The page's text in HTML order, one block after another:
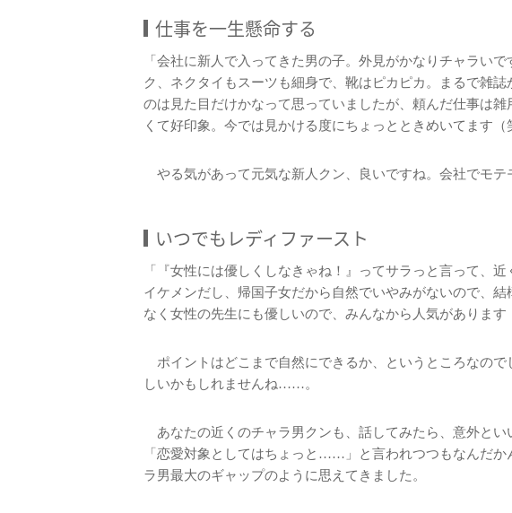
仕事を一生懸命する
「会社に新人で入ってきた男の子。外見がかなりチャラい
ク、ネクタイもスーツも細身で、靴はピカピカ。まるで雑
のは見た目だけかなって思っていましたが、頼んだ仕事は
くて好印象。今では見かける度にちょっとときめいてます（
やる気があって元気な新人クン、良いですね。会社でモテ
いつでもレディファースト
「『女性には優しくしなきゃね！』ってサラっと言って、
イケメンだし、帰国子女だから自然でいやみがないので、
なく女性の先生にも優しいので、みんなから人気があります
ポイントはどこまで自然にできるか、というところなの
しいかもしれませんね……。
あなたの近くのチャラ男クンも、話してみたら、意外とい
「恋愛対象としてはちょっと……」と言われつつもなんだ
ラ男最大のギャップのように思えてきました。